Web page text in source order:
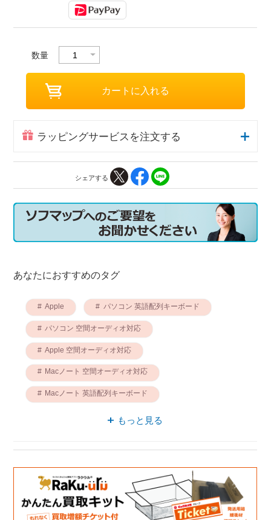
数量
ラッピングサービスを注文する
シェアする
あなたにおすすめのタグ
Apple パソコン 英語配列キーボード
パソコン 空間オーディオ対応
Apple 空間オーディオ対応
Macノート 空間オーディオ対応
Macノート 英語配列キーボード
MacBook 空間オーディオ対応
もっと見る